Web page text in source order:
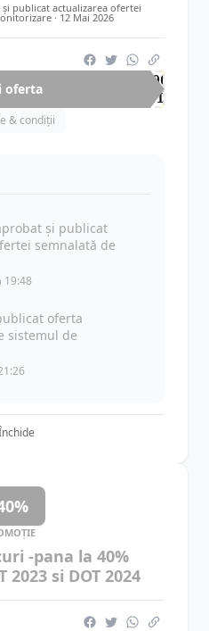
publicat actualizarea ofertei
· 12 Mai 2026
oferta
-500
LEI
& condiții
și publicat
semnalată de
19:48
oferta
sistemul de
-pana la 40%
2023 si DOT 2024